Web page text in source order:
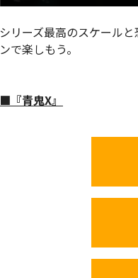
シリーズ最高のスケール
ンで楽しもう。
■『青鬼X』